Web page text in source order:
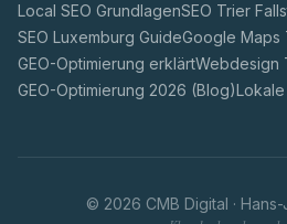
Local SEO GrundlagenSEO Trier
SEO Luxemburg GuideGoogle Maps
GEO-Optimierung erklärtWebdesign
GEO-Optimierung 2026 (Blog)
© 2026 CMB Digital ·